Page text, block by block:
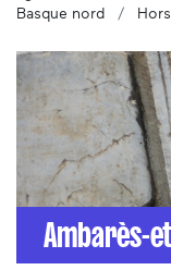
Basque nord
Ambarès-